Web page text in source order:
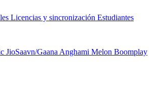
Licencias y sincronización Estudiantes
JioSaavn/Gaana Anghami Melon Boomplay